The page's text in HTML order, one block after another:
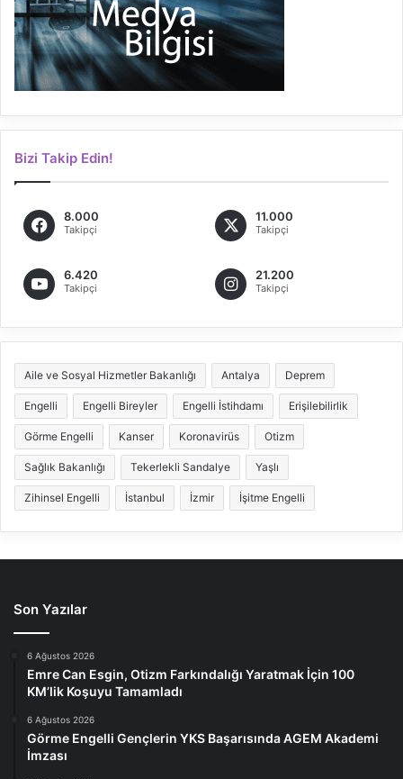
Bizi Takip Edin!
8.000
Takipçi
11.000
Takipçi
6.420
Takipçi
21.200
Takipçi
Aile ve Sosyal Hizmetler Bakanlığı Antalya Deprem
Engelli Engelli Bireyler Engelli İstihdamı Erişilebilirlik
Görme Engelli Kanser Koronavirüs Otizm
Sağlık Bakanlığı Tekerlekli Sandalye Yaşlı
Zihinsel Engelli İstanbul İzmir İşitme Engelli
Son Yazılar
6 Ağustos 2026
Emre Can Esgin, Otizm Farkındalığı Yaratmak İçin 100
KM’lik Koşuyu Tamamladı
6 Ağustos 2026
Görme Engelli Gençlerin YKS Başarısında AGEM Akademi
İmzası